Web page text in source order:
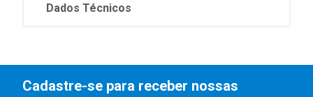
Dados Técnicos
Cadastre-se para receber nossas